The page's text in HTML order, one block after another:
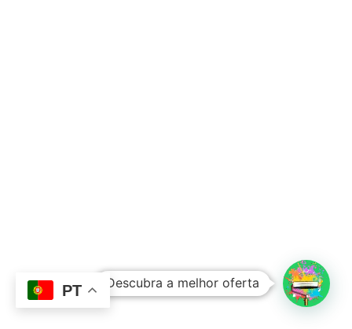
Ver Carrinho Finalizar Compras
PT Descubra a melhor oferta